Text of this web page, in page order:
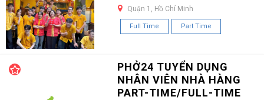
Quận 1, Hồ Chí Minh
Full Time Part Time
PHỞ24 TUYỂN DỤNG
NHÂN VIÊN NHÀ HÀNG
PART-TIME/FULL-TIME